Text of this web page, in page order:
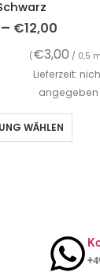
– €12,00
(€3,00 / 0,5
Lieferzeit:
angegeben
WÄHLEN